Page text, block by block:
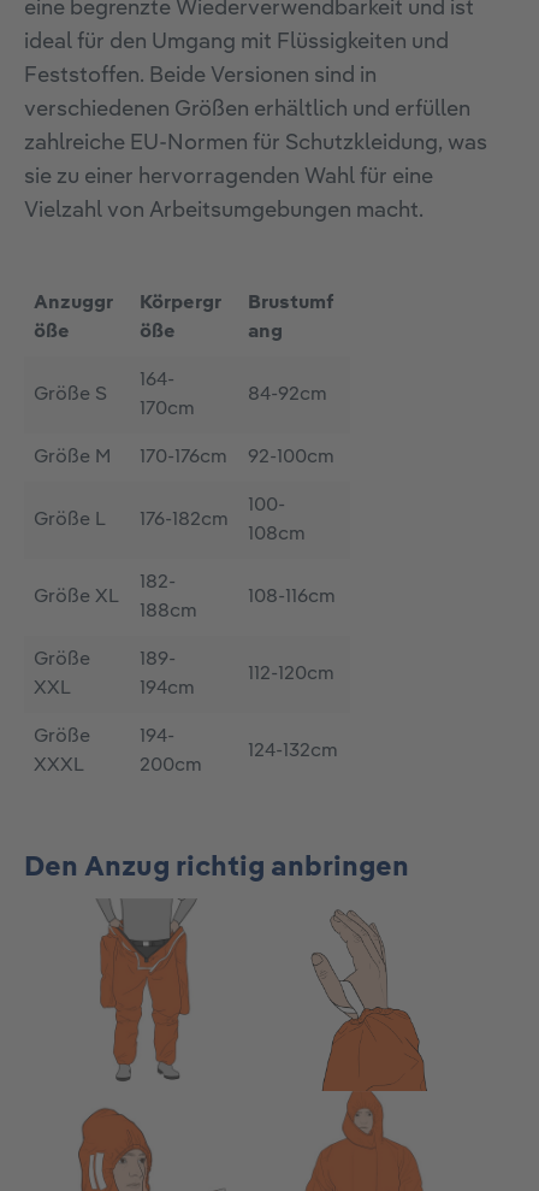
eine begrenzte Wiederverwendbarkeit und ist
ideal für den Umgang mit Flüssigkeiten und
Feststoffen. Beide Versionen sind in
verschiedenen Größen erhältlich und erfüllen
zahlreiche EU-Normen für Schutzkleidung, was
sie zu einer hervorragenden Wahl für eine
Vielzahl von Arbeitsumgebungen macht.
Anzuggr
öße
Körpergr
öße
Brustumf
ang
Größe S
164-
170cm
84-92cm
Größe M 170-176cm 92-100cm
Größe L 176-182cm
100-
108cm
Größe XL
182-
188cm
108-116cm
Größe
XXL
189-
194cm
112-120cm
Größe
XXXL
194-
200cm
124-132cm
Den Anzug richtig anbringen